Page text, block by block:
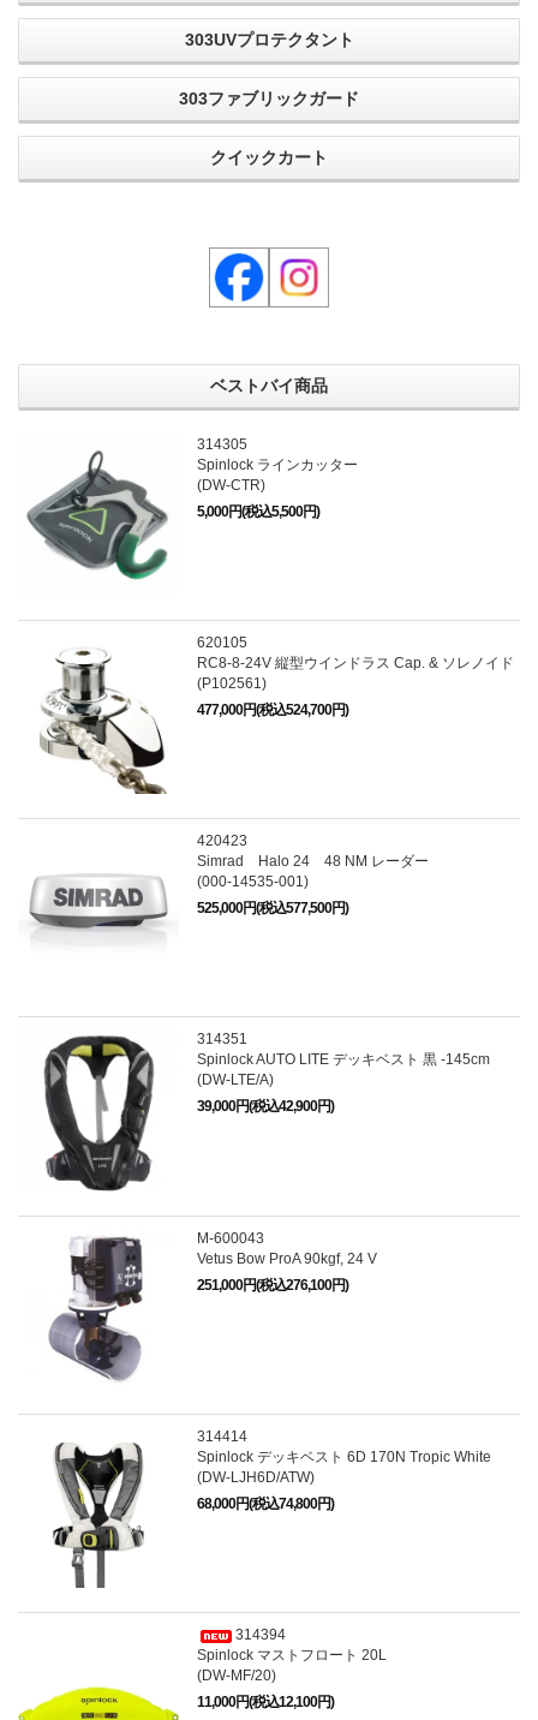
303UVプロテクタント
303ファブリックガード
クイックカート
ベストバイ商品
314305
Spinlock ラインカッター
(DW-CTR)
5,000円(税込5,500円)
620105
RC8-8-24V 縦型ウインドラス Cap. & ソレノイド
(P102561)
477,000円(税込524,700円)
420423
Simrad Halo 24 48 NM レーダー
(000-14535-001)
525,000円(税込577,500円)
314351
Spinlock AUTO LITE デッキベスト 黒 -145cm
(DW-LTE/A)
39,000円(税込42,900円)
M-600043
Vetus Bow ProA 90kgf, 24 V
251,000円(税込276,100円)
314414
Spinlock デッキベスト 6D 170N Tropic White
(DW-LJH6D/ATW)
68,000円(税込74,800円)
314394
Spinlock マストフロート 20L
(DW-MF/20)
11,000円(税込12,100円)